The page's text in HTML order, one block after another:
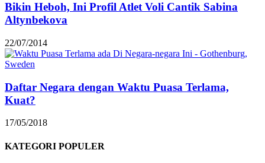
Bikin Heboh, Ini Profil Atlet Voli Cantik Sabina
Altynbekova
22/07/2014
Daftar Negara dengan Waktu Puasa Terlama,
Kuat?
17/05/2018
KATEGORI POPULER